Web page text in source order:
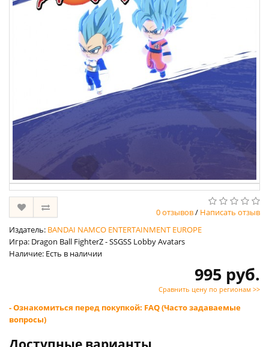
0 отзывов/ Написать отзыв
Издатель: BANDAI NAMCO ENTERTAINMENT EUROPE
Игра: Dragon Ball FighterZ - SSGSS Lobby Avatars
Наличие: Есть в наличии
995 руб.
Сравнить цену по регионам >>
- Ознакомиться перед покупкой: FAQ (Часто задаваемые
вопросы)